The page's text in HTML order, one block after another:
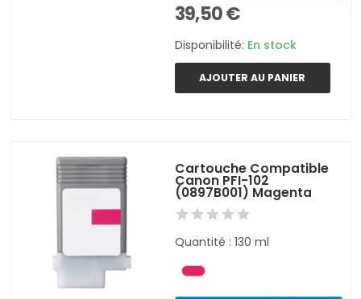
39,50 €
Disponibilité: En stock
AJOUTER AU PANIER
Cartouche Compatible
Canon PFI-102
(0897B001) Magenta
Quantité : 130 ml